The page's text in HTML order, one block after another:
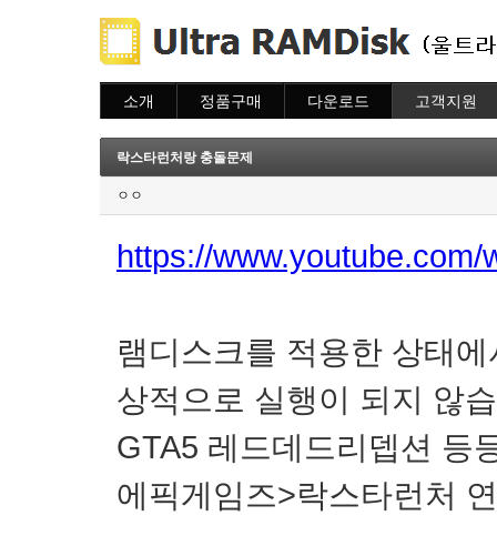
소개 정품구매
주문조회
이용안내
다운로드 고객지원
질문하기
락스타런처랑 충돌문제
ㅇㅇ
https://
램디스크를 적용한 상태
상적으로 실행이 되지 않
GTA5 레드데드리뎁션 등
에픽게임즈>락스타런처